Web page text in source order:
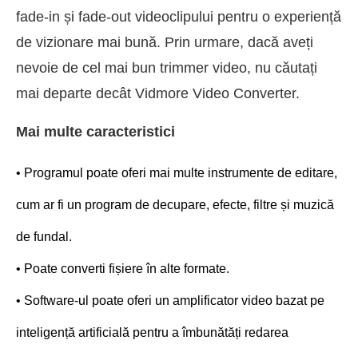
fade-in și fade-out videoclipului pentru o experiență
de vizionare mai bună. Prin urmare, dacă aveți
nevoie de cel mai bun trimmer video, nu căutați
mai departe decât Vidmore Video Converter.
Mai multe caracteristici
• Programul poate oferi mai multe instrumente de editare,
cum ar fi un program de decupare, efecte, filtre și muzică
de fundal.
• Poate converti fișiere în alte formate.
• Software-ul poate oferi un amplificator video bazat pe
inteligență artificială pentru a îmbunătăți redarea